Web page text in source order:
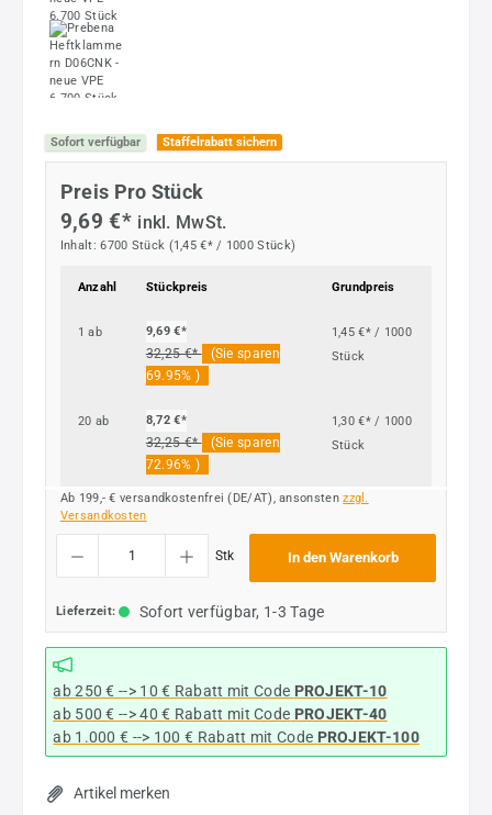
Sofort verfügbar Staffelrabatt sichern
Preis Pro Stück
9,69 €* inkl. MwSt.
Inhalt:6700 Stück (1,45 €* / 1000 Stück)
Anzahl Stückpreis Grundpreis
1 ab 9,69 €*
32,25 €*
(Sie sparen
69.95% )
1,45 €* / 1000
Stück
20 ab 8,72 €*
32,25 €*
(Sie sparen
72.96% )
1,30 €* / 1000
Stück
Ab 199,- € versandkostenfrei (DE/AT), ansonstenzzgl.
Versandkosten
Produkt Anzahl: Gib den gewünschten Wert ein oder benutze die Schaltflächen um
Stk In den Warenkorb
Lieferzeit: Sofort verfügbar, 1-3 Tage
ab 250 € --> 10 € Rabatt mit Code PROJEKT-10
ab 500 € --> 40 € Rabatt mit Code PROJEKT-40
ab 1.000 € --> 100 € Rabatt mit Code PROJEKT-100
Artikel merken